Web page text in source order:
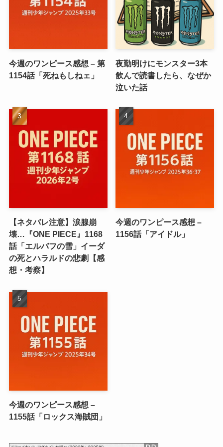
今週のワンピース感想 – 第
1154話「死ねもしねェ」
夜勤明けにモンスター3本
飲んで読書したら、なぜか
泣いた話
【ネタバレ注意】涙腺崩
壊…『ONE PIECE』1168
話「エルバフの雪」イーダ
の死とハラルドの悲劇【感
想・考察】
今週のワンピース感想 –
1156話「アイドル」
今週のワンピース感想 –
1155話「ロックス海賊団」